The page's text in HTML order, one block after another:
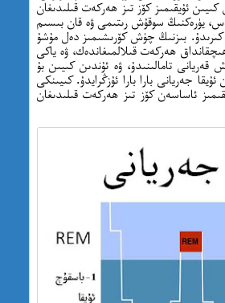
ئۇيقىمىز كۆز تىز ھەركەت قىلىدىغان
يۈرەكنىڭ سوقۇش رىتىمى ۋە قان بىسىم
كىرىدۇ. بىزنىڭ چۈش كۆرىشىمىز دەل مۇشۇ
ھەركەت قىلالمىغاندەك، ۋە ياكى
تامالىنىدۇ، ۋە ئۇندىن كىيىن بۇ
ئۇيقا جەريانى بارا بارا ئۇزڭرايدۇ. كىيىنكى
ئۇيقىمىز ئاساسەن كۆز تىز ھەركەت قىلىدىغان